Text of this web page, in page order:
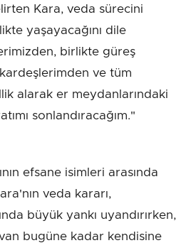
Kara, veda sürecini
yaşayacağını dile
birlikte güreş
ve tüm
alarak er meydanlarındaki
sonlandıracağım."
efsane isimleri arasında
veda kararı,
büyük yankı uyandırırken,
bugüne kadar kendisine